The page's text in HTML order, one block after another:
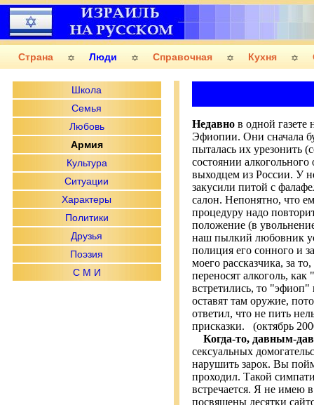
Страна Люди Справочная Кухня
Школа
Семья
Любовь
Армия
Культура
Ситуации
Характеры
Политики
Друзья
Поэзия
C M И
Недавно в одной газете
Эфиопии. Они сначала
пыталась их урезонить
состоянии
выходцем из России. У
закусили питой с
салон. Непонятно, что
процедуру надо
положение (в
наш пылкий любовник
полиция его сонного и
моего рассказчика, за
переносят алкоголь, как
встретились, то
оставят там оружие,
ответил, что не пить
присказки. (октябрь
Когда-то, давным-
сексуальных
нарушить зарок. Вы
проходил. Такой
встречается. Я не имею
посвящены десятки